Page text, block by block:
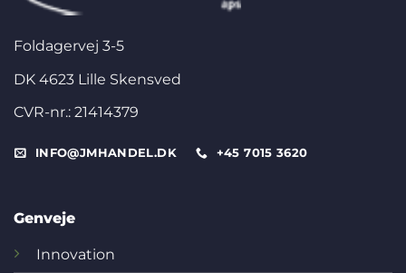
Foldagervej 3-5
DK 4623 Lille Skensved
CVR-nr.: 21414379
INFO@JMHANDEL.DK +45 7015 3620
Genveje
Innovation